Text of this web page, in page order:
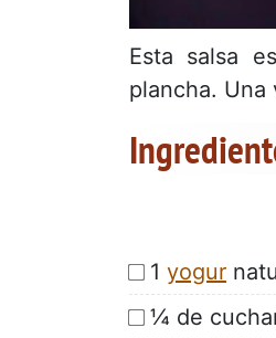
Esta salsa
plancha. Una
1 yogur
¼ de